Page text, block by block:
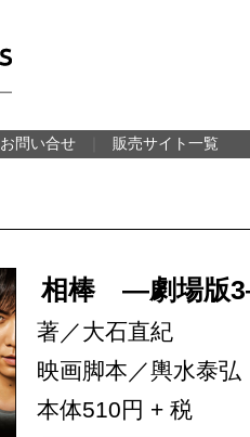
お問い合せ 販売サイト一覧
相棒 ―劇場版
著／大石直紀
映画脚本／輿水泰弘
本体510円 + 税